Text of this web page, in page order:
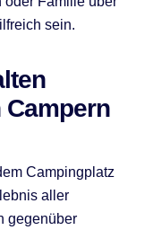
sein.
Campern
Campingplatz
aller
gegenüber